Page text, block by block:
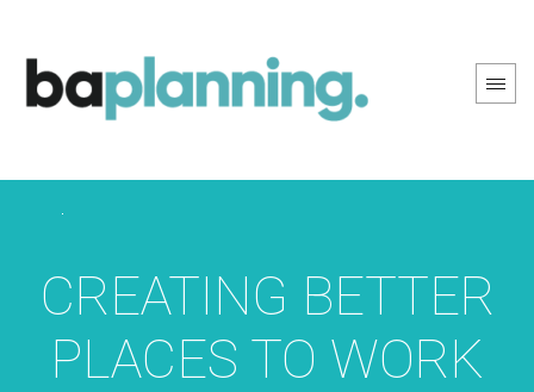
CREATING BETTER
PLACES TO WORK